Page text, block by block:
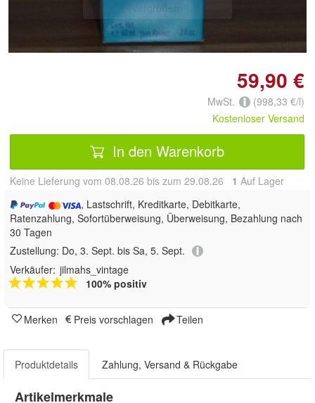
vergrößern
59,90 €
MwSt.
(998,33 €/l)
Kostenloser Versand
In den Warenkorb
Keine Lieferung vom 08.08.26 bis zum 29.08.26 1 Auf Lager
, Lastschrift, Kreditkarte, Debitkarte,
Ratenzahlung, Sofortüberweisung, Überweisung, Bezahlung nach
30 Tagen
Zustellung: Do, 3. Sept. bis Sa, 5. Sept.
Verkäufer: jilmahs_vintage
100% positiv
Merken Preis vorschlagen Teilen
Produktdetails Zahlung, Versand & Rückgabe
Artikelmerkmale